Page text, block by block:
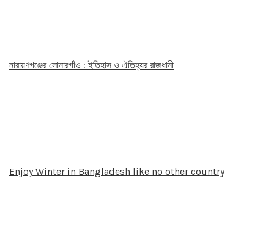
নারায়ণগঞ্জের সোনারগাঁও : ইতিহাস ও ঐতিহ্যর রাজধানী
Enjoy Winter in Bangladesh like no other country